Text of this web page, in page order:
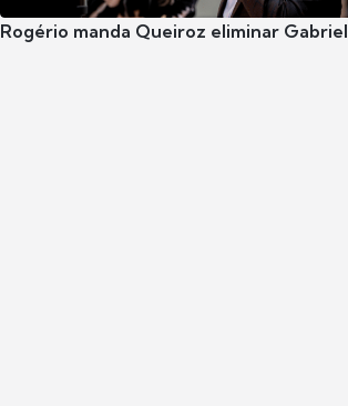
Rogério manda Queiroz eliminar Gabriel